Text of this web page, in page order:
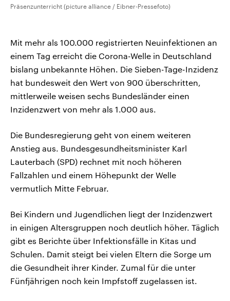
Präsenzunterricht (picture alliance / Eibner-Pressefoto)
Mit mehr als 100.000 registrierten Neuinfektionen an
einem Tag erreicht die Corona-Welle in Deutschland
bislang unbekannte Höhen. Die Sieben-Tage-Inzidenz
hat bundesweit den Wert von 900 überschritten,
mittlerweile weisen sechs Bundesländer einen
Inzidenzwert von mehr als 1.000 aus.
Die Bundesregierung geht von einem weiteren
Anstieg aus. Bundesgesundheitsminister Karl
Lauterbach (SPD) rechnet mit noch höheren
Fallzahlen und einem Höhepunkt der Welle
vermutlich Mitte Februar.
Bei Kindern und Jugendlichen liegt der Inzidenzwert
in einigen Altersgruppen noch deutlich höher. Täglich
gibt es Berichte über Infektionsfälle in Kitas und
Schulen. Damit steigt bei vielen Eltern die Sorge um
die Gesundheit ihrer Kinder. Zumal für die unter
Fünfjährigen noch kein Impfstoff zugelassen ist.